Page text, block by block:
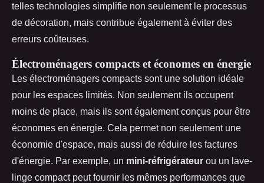
telles technologies simplifie non seulement le processus
de décoration, mais contribue également à éviter des
erreurs coûteuses.
Électroménagers compacts et économes en énergie
Les électroménagers compacts sont une solution idéale
pour les espaces limités. Non seulement ils occupent
moins de place, mais ils sont également conçus pour être
économes en énergie. Cela permet non seulement une
économie d'espace, mais aussi de réduire les factures
d'énergie. Par exemple, un mini-réfrigérateur ou un lave-
linge compact peut fournir les mêmes performances que